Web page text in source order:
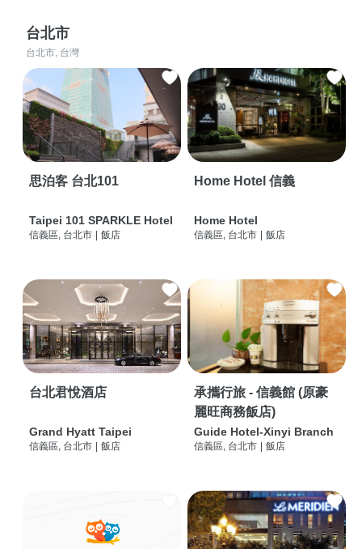
台北市
台北市, 台灣
思泊客 台北101
Taipei 101 SPARKLE Hotel
信義區, 台北市 飯店
Home Hotel 信義
Home Hotel
信義區, 台北市 飯店
台北君悅酒店
Grand Hyatt Taipei
信義區, 台北市 飯店
承攜行旅 - 信義館 (原豪
麗旺商務飯店)
Guide Hotel-Xinyi Branch
信義區, 台北市 飯店